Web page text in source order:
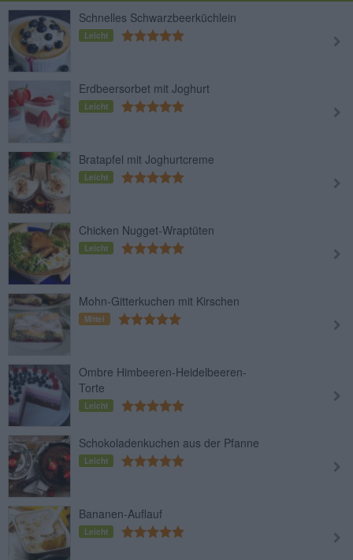
Schnelles Schwarzbeerküchlein
Leicht
Erdbeersorbet mit Joghurt
Leicht
Bratapfel mit Joghurtcreme
Leicht
Chicken Nugget-Wraptüten
Leicht
Mohn-Gitterkuchen mit Kirschen
Mittel
Ombre Himbeeren-Heidelbeeren-
Torte
Leicht
Schokoladenkuchen aus der Pfanne
Leicht
Bananen-Auflauf
Leicht